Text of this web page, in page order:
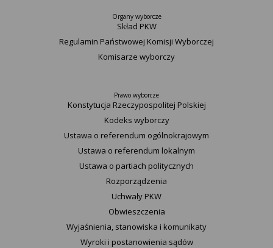
Organy wyborcze
Skład PKW
Regulamin Państwowej Komisji Wyborczej
Komisarze wyborczy
Prawo wyborcze
Konstytucja Rzeczypospolitej Polskiej​
Kodeks wyborczy
Ustawa o referendum ogólnokrajowym
Ustawa o referendum lokalnym
Ustawa o partiach politycznych
Rozporządzenia
Uchwały PKW
Obwieszczenia
Wyjaśnienia, stanowiska i komunikaty
Wyroki i postanowienia sądów